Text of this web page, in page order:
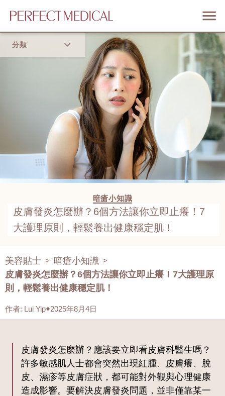
分類
暗瘡小知識
皮膚發炎怎麼辦？6個方法讓你立即止癢！7
大護理原則，輕鬆養出健康穩定肌！
美容貼士 > 暗瘡小知識 >
皮膚發炎怎麼辦？6個方法讓你立即止癢！7大護理原
則，輕鬆養出健康穩定肌！
作者: Lui Yip 2025年8月4日
皮膚發炎怎麼辦？應該要立即看皮膚科醫生嗎？
許多敏感肌人士都會突然出現紅腫、皮膚癢、脫
皮、濕疹等皮膚症狀，都可能對外觀與心理健康
造成影響。要解決皮膚發炎問題，並非僅靠某一